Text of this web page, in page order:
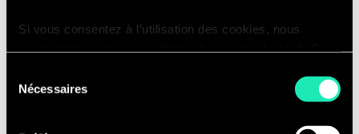
Si vous consentez à l’utilisation des cookies, nous
consentir à cette utilisation à nouveau. Si vous ne
Nécessaires
services, relevés dans notre étude
comparative (extrait en fin de page) au
périmètre international :